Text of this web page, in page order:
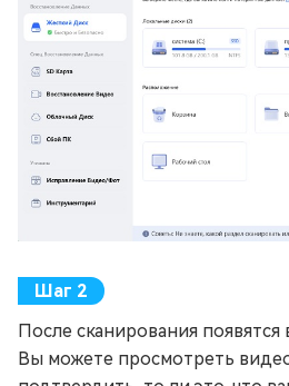
После сканирования
Вы можете просмотреть